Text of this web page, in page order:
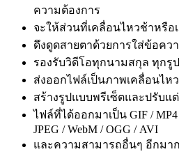
ความต้องการ
จะให้ส่วนที่เคลื่อนไหวช้าหรือ
ดึงดูดสายตาด้วยการใส่ข้อคว
รองรับวิดีโอทุกนามสกุล ทุกรู
ส่งออกไฟล์เป็นภาพเคลื่อนไห
สร้างรูปแบบพรีเซ็ตและปรับแ
ไฟล์ที่ได้ออกมาเป็น GIF / MP4
JPEG / WebM / OGG / AVI
และความสามารถอื่นๆ อีกมา